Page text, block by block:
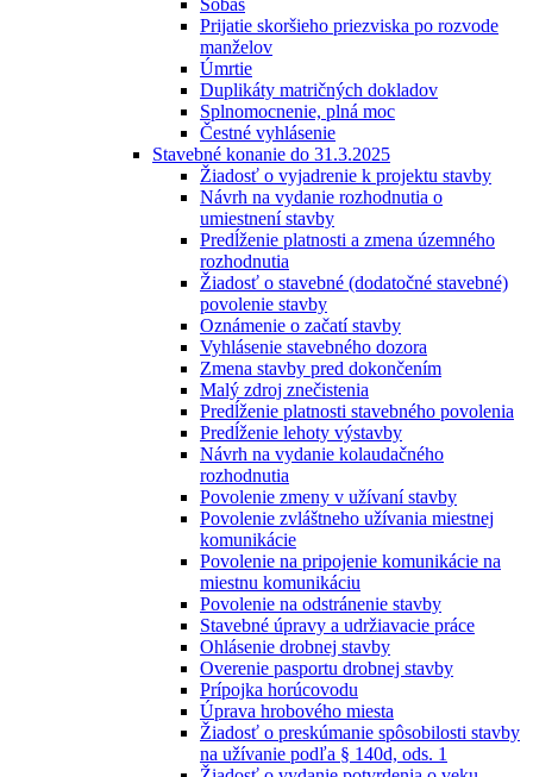
Sobáš
Prijatie skoršieho priezviska po rozvode
manželov
Úmrtie
Duplikáty matričných dokladov
Splnomocnenie, plná moc
Čestné vyhlásenie
Stavebné konanie do 31.3.2025
Žiadosť o vyjadrenie k projektu stavby
Návrh na vydanie rozhodnutia o
umiestnení stavby
Predĺženie platnosti a zmena územného
rozhodnutia
Žiadosť o stavebné (dodatočné stavebné)
povolenie stavby
Oznámenie o začatí stavby
Vyhlásenie stavebného dozora
Zmena stavby pred dokončením
Malý zdroj znečistenia
Predĺženie platnosti stavebného povolenia
Predĺženie lehoty výstavby
Návrh na vydanie kolaudačného
rozhodnutia
Povolenie zmeny v užívaní stavby
Povolenie zvláštneho užívania miestnej
komunikácie
Povolenie na pripojenie komunikácie na
miestnu komunikáciu
Povolenie na odstránenie stavby
Stavebné úpravy a udržiavacie práce
Ohlásenie drobnej stavby
Overenie pasportu drobnej stavby
Prípojka horúcovodu
Úprava hrobového miesta
Žiadosť o preskúmanie spôsobilosti stavby
na užívanie podľa § 140d, ods. 1